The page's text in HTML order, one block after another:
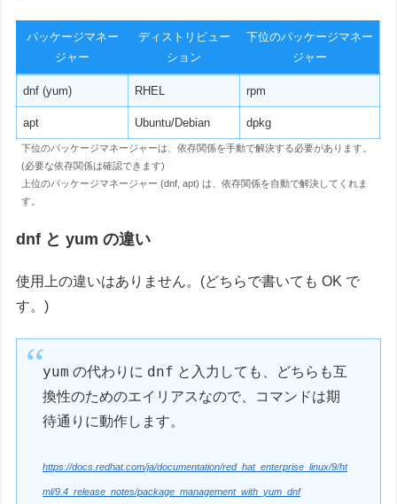
パッケージマネー
ジャー
ディストリビュー
ション
下位のパッケージマネー
ジャー
dnf (yum) RHEL rpm
apt Ubuntu/Debian dpkg
下位のパッケージマネージャーは、依存関係を手動で解決する必要があります。
(必要な依存関係は確認できます)
上位のパッケージマネージャー (dnf, apt) は、依存関係を自動で解決してくれま
す。
dnf と yum の違い
使用上の違いはありません。(どちらで書いても OK で
す。)
yum の代わりに dnf と入力しても、どちらも互
換性のためのエイリアスなので、コマンドは期
待通りに動作します。
https://docs.redhat.com/ja/documentation/red_hat_enterprise_linux/9/ht
ml/9.4_release_notes/package_management_with_yum_dnf